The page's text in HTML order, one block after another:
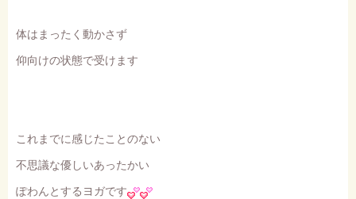
体はまったく動かさず
仰向けの状態で受けます
これまでに感じたことのない
不思議な優しいあったかい
ぽわんとするヨガです